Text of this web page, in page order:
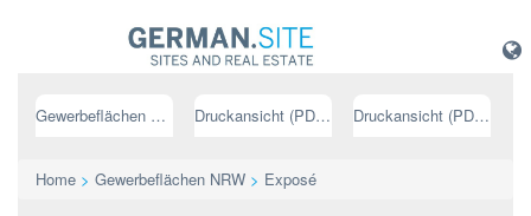
Gewerbeflächen NRW Druckansicht (PDF) // deutsch Druckansicht (PDF) // englisch
Home > Gewerbeflächen NRW > Exposé